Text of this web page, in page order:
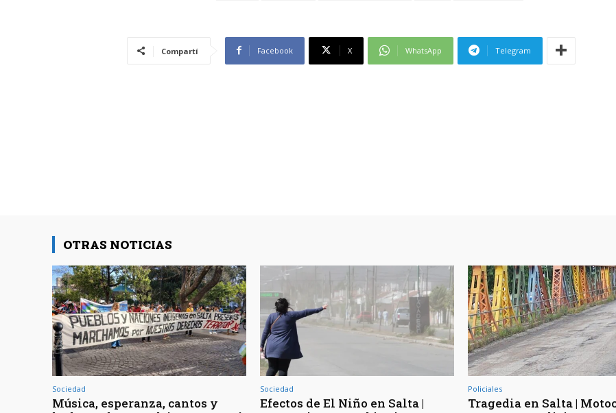
Compartí Facebook X WhatsApp Telegram
OTRAS NOTICIAS
Sociedad
Música, esperanza, cantos y
Sociedad
Efectos de El Niño en Salta |
Policiales
Tragedia en Salta |